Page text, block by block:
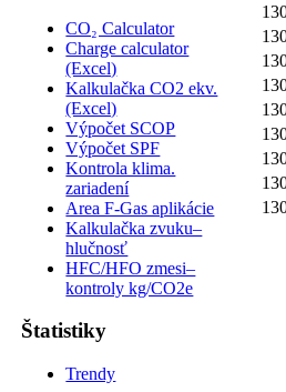
CO₂ Calculator
Charge calculator
(Excel)
Kalkulačka CO2 ekv.
(Excel)
Výpočet SCOP
Výpočet SPF
Kontrola klima.
zariadení
Area F-Gas aplikácie
Kalkulačka zvuku–
hlučnosť
HFC/HFO zmesi–
kontroly kg/CO2e
Štatistiky
Trendy